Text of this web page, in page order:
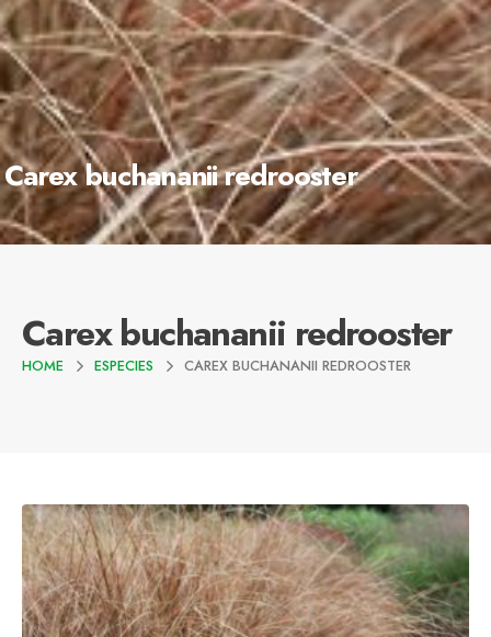
Carex buchananii redrooster
Carex buchananii redrooster
HOME ESPECIES CAREX BUCHANANII REDROOSTER